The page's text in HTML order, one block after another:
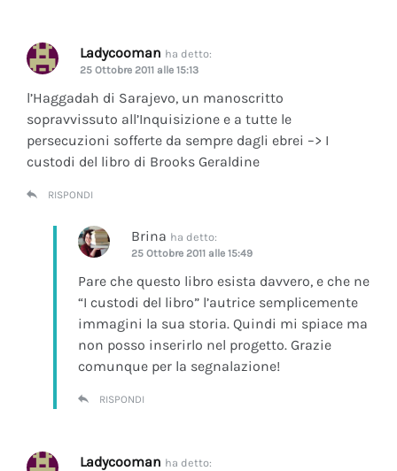
Ladycooman ha detto:
25 Ottobre 2011 alle 15:13
l’Haggadah di Sarajevo, un manoscritto
sopravvissuto all’Inquisizione e a tutte le
persecuzioni sofferte da sempre dagli ebrei –> I
custodi del libro di Brooks Geraldine
RISPONDI
Brina ha detto:
25 Ottobre 2011 alle 15:49
Pare che questo libro esista davvero, e che ne
“I custodi del libro” l’autrice semplicemente
immagini la sua storia. Quindi mi spiace ma
non posso inserirlo nel progetto. Grazie
comunque per la segnalazione!
RISPONDI
Ladycooman ha detto: